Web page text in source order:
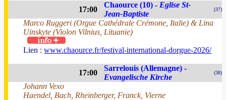
17:00
Chaource (10) - Eglise St-
Jean-Baptiste
(37)
Marco Ruggeri (Orgue Cathédrale Crémone, Italie) & Lina
Uinskyte (Violon Vilnius, Lituanie)
Lien : www.chaource.fr/festival-international-dorgue-2026/
17:00
Sarrelouis (Allemagne) -
Evangelische Kirche
(38)
Johann Vexo
Haendel, Bach, Rheinberger, Franck, Vierne